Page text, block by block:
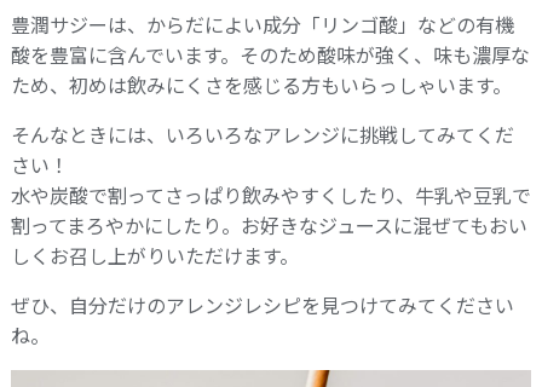
豊潤サジーは、からだによい成分「リンゴ酸」などの有機
酸を豊富に含んでいます。そのため酸味が強く、味も濃厚な
ため、初めは飲みにくさを感じる方もいらっしゃいます。
そんなときには、いろいろなアレンジに挑戦してみてくだ
さい！
水や炭酸で割ってさっぱり飲みやすくしたり、牛乳や豆乳で
割ってまろやかにしたり。お好きなジュースに混ぜてもおい
しくお召し上がりいただけます。
ぜひ、自分だけのアレンジレシピを見つけてみてください
ね。